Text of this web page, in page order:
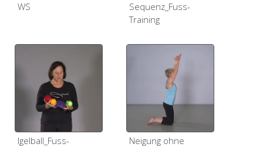
WS
Sequenz_Fuss-
Training
Igelball_Fuss-
Neigung ohne